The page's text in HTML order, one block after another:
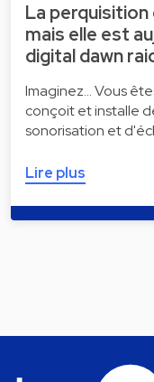
La perquisition
mais elle est
digital dawn
Imaginez... Vous
conçoit et installe
sonorisation et
Lire plus